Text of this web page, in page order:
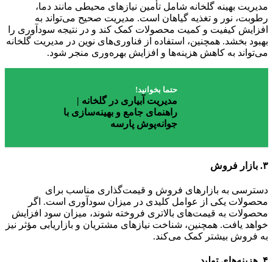
مدیریت بهینه گلخانه شامل تأمین نیازهای محیطی مانند دما،
رطوبت، نور و تغذیه گیاهان است. مدیریت صحیح می‌تواند به
افزایش کیفیت و کمیت محصولات کمک کند و در نتیجه سودآوری را
بهبود بخشد. همچنین، استفاده از فناوری‌های نوین در مدیریت گلخانه
می‌تواند به کاهش هزینه‌ها و افزایش بهره‌وری منجر شود.
حتما بخوانید!
مدیریت آبیاری در گلخانه |
راهنمای جامع و بهینه‌سازی با
جوانه‌پوش پارسه
۳. بازار فروش
دسترسی به بازارهای فروش و قیمت‌گذاری مناسب برای
محصولات یکی از عوامل کلیدی در میزان سودآوری است. اگر
محصولات به قیمت‌های بالاتری فروخته شوند، میزان سود افزایش
خواهد یافت. همچنین، شناخت نیازهای مشتریان و بازاریابی مؤثر نیز
به فروش بیشتر کمک می‌کند.